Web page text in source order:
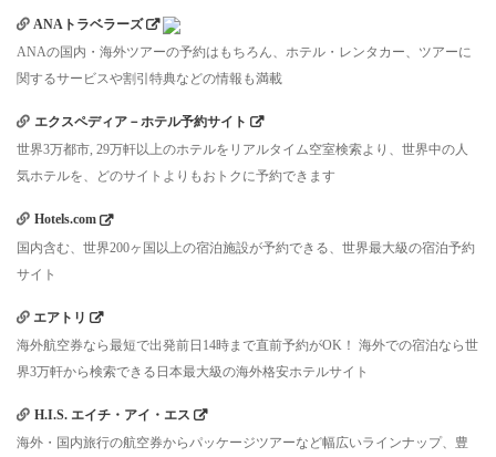
ANAトラベラーズ
ANAの国内・海外ツアーの予約はもちろん、ホテル・レンタカー、ツアーに
関するサービスや割引特典などの情報も満載
エクスペディア－ホテル予約サイト
世界3万都市, 29万軒以上のホテルをリアルタイム空室検索より、世界中の人
気ホテルを、どのサイトよりもおトクに予約できます
Hotels.com
国内含む、世界200ヶ国以上の宿泊施設が予約できる、世界最大級の宿泊予約
サイト
エアトリ
海外航空券なら最短で出発前日14時まで直前予約がOK！ 海外での宿泊なら世
界3万軒から検索できる日本最大級の海外格安ホテルサイト
H.I.S. エイチ・アイ・エス
海外・国内旅行の航空券からパッケージツアーなど幅広いラインナップ、豊